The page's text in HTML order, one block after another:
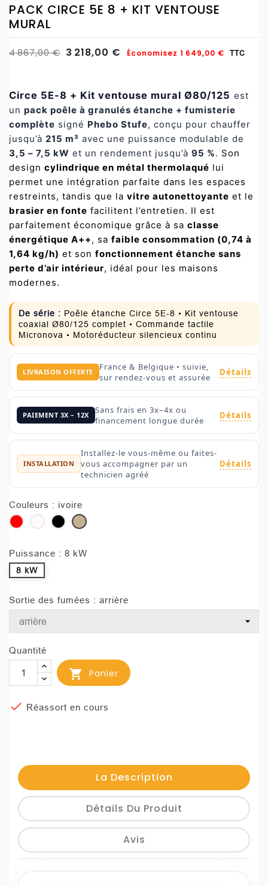
PACK CIRCE 5E 8 + KIT VENTOUSE
MURAL
4 867,00 € 3 218,00 € Économisez 1 649,00 € TTC
Circe 5E-8 + Kit ventouse mural Ø80/125 est
un pack poêle à granulés étanche + fumisterie
complète signé Phebo Stufe, conçu pour chauffer
jusqu’à 215 m³ avec une puissance modulable de
3,5 – 7,5 kW et un rendement jusqu’à 95 %. Son
design cylindrique en métal thermolaqué lui
permet une intégration parfaite dans les espaces
restreints, tandis que la vitre autonettoyante et le
brasier en fonte facilitent l’entretien. Il est
parfaitement économique grâce à sa classe
énergétique A++, sa faible consommation (0,74 à
1,64 kg/h) et son fonctionnement étanche sans
perte d’air intérieur, idéal pour les maisons
modernes.
De série : Poêle étanche Circe 5E-8 • Kit ventouse
coaxial Ø80/125 complet • Commande tactile
Micronova • Motoréducteur silencieux continu
LIVRAISON OFFERTE
France & Belgique • suivie,
sur rendez-vous et assurée
Détails
PAIEMENT 3X – 12X
Sans frais en 3x–4x ou
financement longue durée
Détails
INSTALLATION
Installez-le vous-même ou faites-
vous accompagner par un
technicien agréé
Détails
Couleurs : ivoire
rouge blancnoir ivoire
Puissance : 8 kW
8 kW
Sortie des fumées : arrière
Quantité
 Panier
 Réassort en cours
La Description
Détails Du Produit
Avis